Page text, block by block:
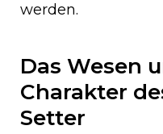
werden.
Das Wesen
Charakter
Setter